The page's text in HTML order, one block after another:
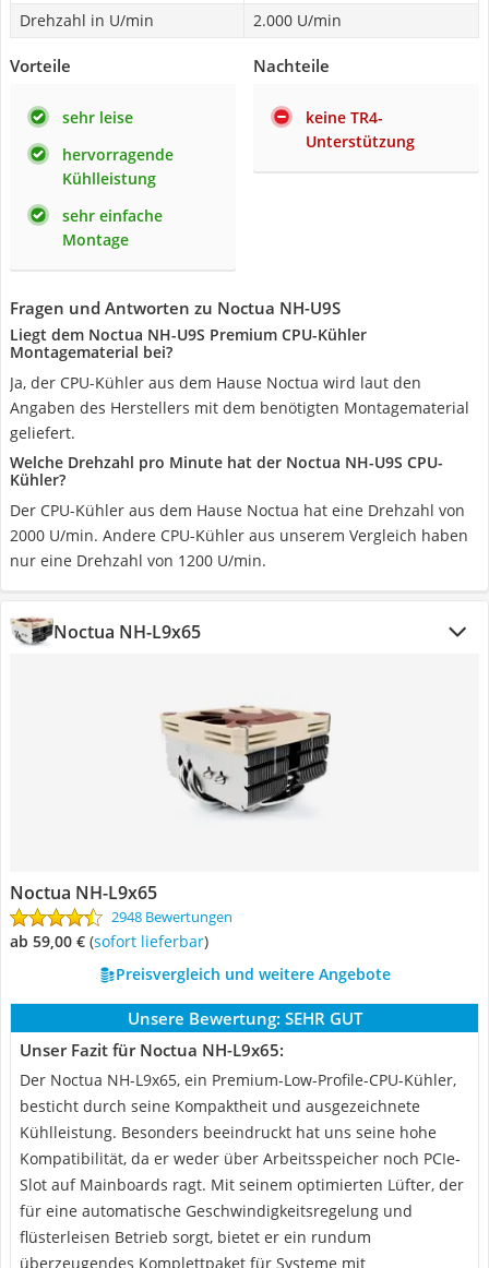
Drehzahl in U/min 2.000 U/min
Vorteile
sehr leise
hervorragende
Kühlleistung
sehr einfache
Montage
Nachteile
keine TR4-
Unterstützung
Fragen und Antworten zu Noctua NH-U9S
Liegt dem Noctua NH-U9S Premium CPU-Kühler
Montagematerial bei?
Ja, der CPU-Kühler aus dem Hause Noctua wird laut den
Angaben des Herstellers mit dem benötigten Montagematerial
geliefert.
Welche Drehzahl pro Minute hat der Noctua NH-U9S CPU-
Kühler?
Der CPU-Kühler aus dem Hause Noctua hat eine Drehzahl von
2000 U/min. Andere CPU-Kühler aus unserem Vergleich haben
nur eine Drehzahl von 1200 U/min.
Noctua NH-L9x65
Noctua NH-L9x65
2948 Bewertungen
ab 59,00 € ( Sofort lieferbar)
Preisvergleich und weitere Angebote
Unsere Bewertung: SEHR GUT
Unser Fazit für Noctua NH-L9x65:
Der Noctua NH-L9x65, ein Premium-Low-Profile-CPU-Kühler,
besticht durch seine Kompaktheit und ausgezeichnete
Kühlleistung. Besonders beeindruckt hat uns seine hohe
Kompatibilität, da er weder über Arbeitsspeicher noch PCIe-
Slot auf Mainboards ragt. Mit seinem optimierten Lüfter, der
für eine automatische Geschwindigkeitsregelung und
flüsterleisen Betrieb sorgt, bietet er ein rundum
überzeugendes Komplettpaket für Systeme mit